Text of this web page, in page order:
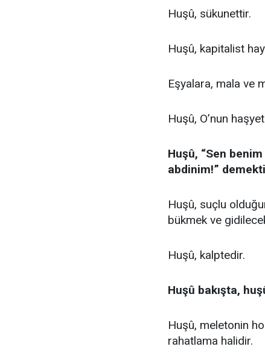
Huşû, sükunettir.
Huşû, kapitalist
Eşyalara, mala ve
Huşû, O’nun
Huşû, “Sen
abdinim!”
Huşû, suçlu
bükmek ve
Huşû, kalptedir.
Huşû bakışta,
Huşû, meletonin
rahatlama halidir.